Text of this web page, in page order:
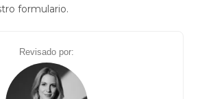
formulario.
Revisado por: